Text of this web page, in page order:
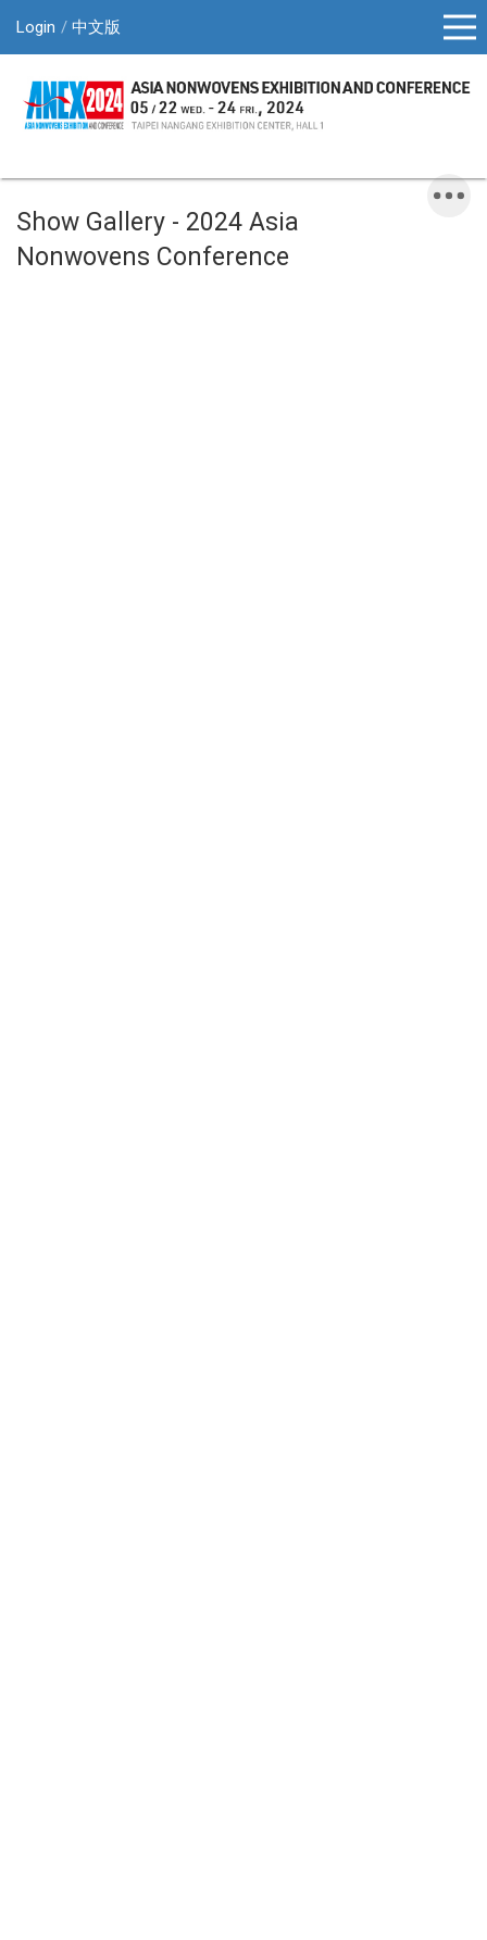
Login 中文版
Show Gallery - 2024 Asia
Nonwovens Conference